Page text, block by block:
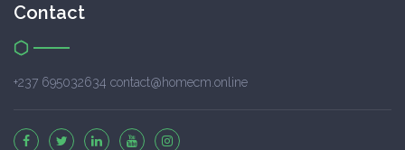
Contact
+237 695032634 contact@homecm.online